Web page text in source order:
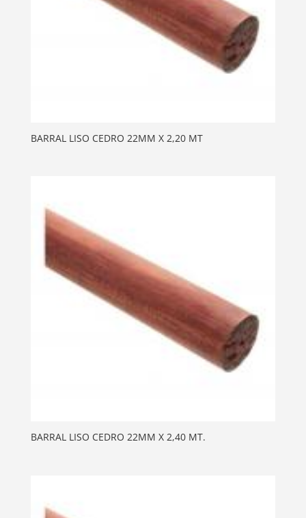
BARRAL LISO CEDRO 22MM X 2,20 MT
BARRAL LISO CEDRO 22MM X 2,40 MT.